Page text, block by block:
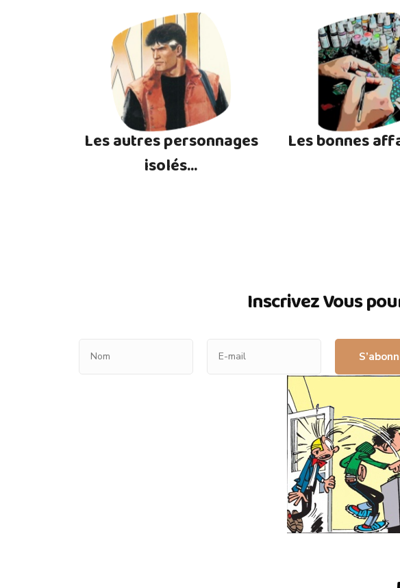
Les autres personnages
isolés...
Les bonnes
Inscrivez Vous